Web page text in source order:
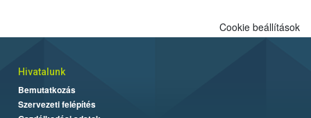
Cookie beállítások
Hivatalunk
Bemutatkozás
Szervezeti felépítés